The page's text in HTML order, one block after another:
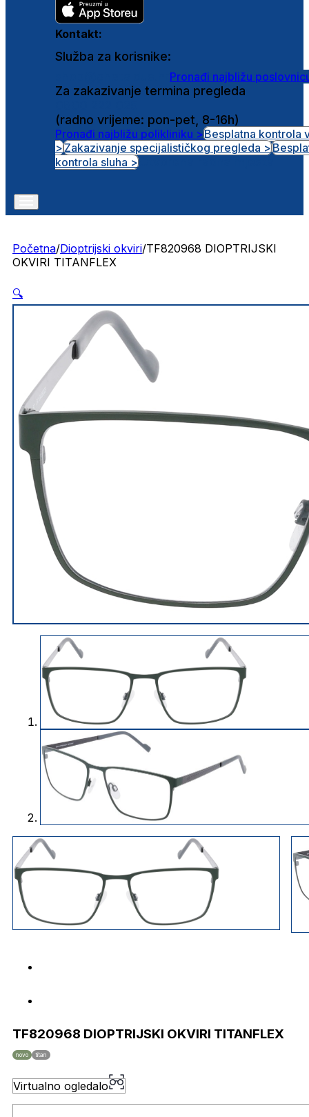
Kontakt:
Služba za korisnike:
Pronađi najbližu
Za zakazivanje termina pregleda
(radno vrijeme: pon-pet, 8-16h)
Pronađi najbližu polikliniku >Besplatna kontrola
>Zakazivanje specijalističkog pregleda >
kontrola sluha >
Početna/Dioptrijski okviri/TF820968 DIOPTRIJSKI
OKVIRI TITANFLEX
🔍
TF820968 DIOPTRIJSKI OKVIRI TITANFLEX
novo titan
Virtualno ogledalo